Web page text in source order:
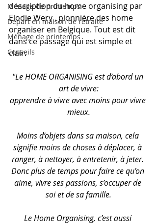
Ménage de printemps
Départ en maison de retraite
Ménage de printemps
Conseils
description du home organising par
Elodie Wery , pionnière des home
organiser en Belgique. Tout est dit
dans ce passage qui est simple et
clair.
"Le HOME ORGANISING est d’abord un
art de vivre:
apprendre à vivre avec moins pour vivre
mieux.
Moins d’objets dans sa maison, cela
signifie moins de choses à déplacer, à
ranger, à nettoyer, à entretenir, à jeter.
Donc plus de temps pour faire ce qu’on
aime, vivre ses passions, s’occuper de
soi et de sa famille.
Le Home Organising, c’est aussi